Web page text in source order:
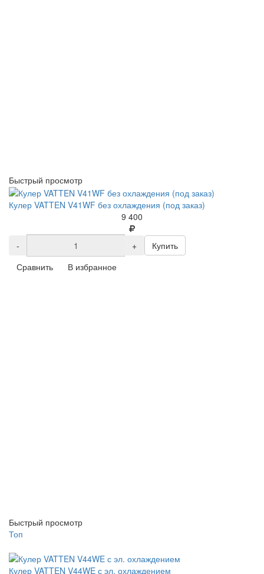
Быстрый просмотр
Кулер VATTEN V41WF без охлаждения (под заказ)
9 400
- +
Купить
Сравнить
В избранное
Быстрый просмотр
Топ
Кулер VATTEN V44WE с эл. охлаждением